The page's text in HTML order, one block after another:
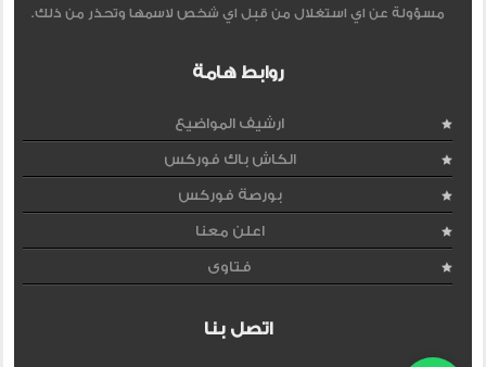
مسؤولة عن اي استغلال من قبل اي شخص لاسمها وتحذر من ذلك.
روابط هامة
ارشيف المواضيع
الكاش باك فوركس
بورصة فوركس
اعلن معنا
فتاوى
اتصل بنا